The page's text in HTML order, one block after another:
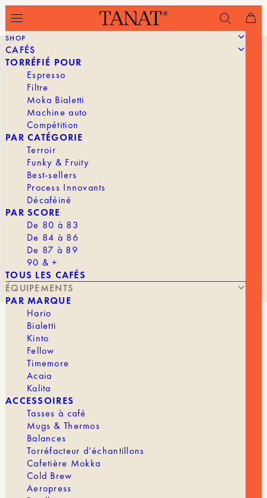
SHOP
CAFÉS
TORRÉFIÉ POUR
Espresso
Filtre
Moka Bialetti
Machine auto
Compétition
PAR CATÉGORIE
Terroir
Funky & Fruity
Best-sellers
Process Innovants
Décaféiné
PAR SCORE
De 80 à 83
De 84 à 86
De 87 à 89
90 & +
TOUS LES CAFÉS
ÉQUIPEMENTS
PAR MARQUE
Hario
Bialetti
Kinto
Fellow
Timemore
Acaia
Kalita
ACCESSOIRES
Tasses à café
Mugs & Thermos
Balances
Torréfacteur d’échantillons
Cafetière Mokka
Cold Brew
Aeropress
DRIPPER STAGG X
95,00€
PRIX
INITIAL
ÉTAIT :
95,00 €.
Si vous souhaitez une tasse de café au corps
intense, ce dripper est fait pour vous !
Description